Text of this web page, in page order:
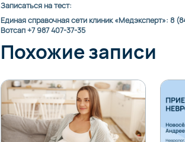
Записаться на тест:
Единая справочная сети клиник «Медэксперт»: 8
Вотсап +7 987 407-37-35
Похожие записи